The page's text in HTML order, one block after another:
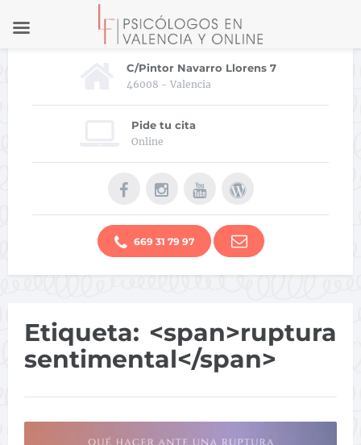
C/Pintor Navarro Llorens 7
46008 - Valencia
Pide tu cita
Online
669 31 79 97
Etiqueta: <span>ruptura
sentimental</span>